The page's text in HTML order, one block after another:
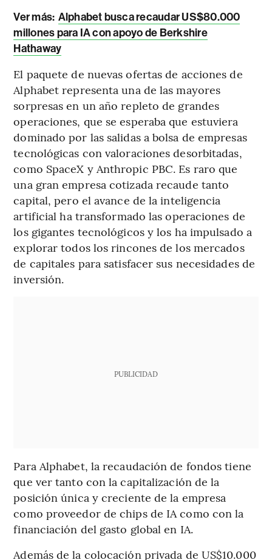
Ver más: Alphabet busca recaudar US$80.000
millones para IA con apoyo de Berkshire
Hathaway
El paquete de nuevas ofertas de acciones de
Alphabet representa una de las mayores
sorpresas en un año repleto de grandes
operaciones, que se esperaba que estuviera
dominado por las salidas a bolsa de empresas
tecnológicas con valoraciones desorbitadas,
como SpaceX y Anthropic PBC. Es raro que
una gran empresa cotizada recaude tanto
capital, pero el avance de la inteligencia
artificial ha transformado las operaciones de
los gigantes tecnológicos y los ha impulsado a
explorar todos los rincones de los mercados
de capitales para satisfacer sus necesidades de
inversión.
PUBLICIDAD
Para Alphabet, la recaudación de fondos tiene
que ver tanto con la capitalización de la
posición única y creciente de la empresa
como proveedor de chips de IA como con la
financiación del gasto global en IA.
Además de la colocación privada de US$10.000